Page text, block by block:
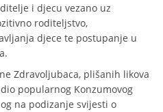
i djecu vezano uz
roditeljstvo,
djece te postupanje u
Zdravoljubaca, plišanih likova
popularnog Konzumovog
na podizanje svijesti o